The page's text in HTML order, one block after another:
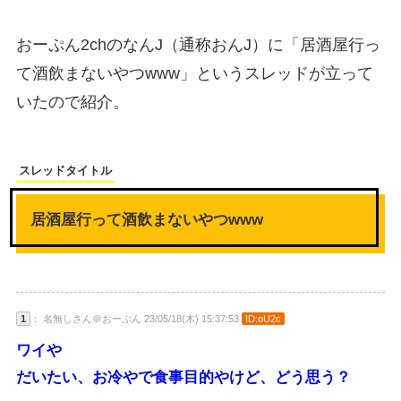
おーぷん2chのなんJ（通称おんJ）に「居酒屋行っ
て酒飲まないやつwww」というスレッドが立って
いたので紹介。
スレッドタイトル
居酒屋行って酒飲まないやつwww
1 ： 名無しさん＠おーぷん 23/05/18(木) 15:37:53 ID:oU2c
ワイや
だいたい、お冷やで食事目的やけど、どう思う？